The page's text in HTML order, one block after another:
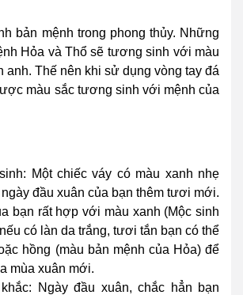
bản mệnh trong phong thủy. Những
Hỏa và Thổ sẽ tương sinh với màu
anh. Thế nên khi sử dụng vòng tay đá
màu sắc tương sinh với mệnh của
Một chiếc váy có màu xanh nhẹ
đầu xuân của bạn thêm tươi mới.
bạn rất hợp với màu xanh (Mộc sinh
có làn da trắng, tươi tắn bạn có thể
hồng (màu bản mệnh của Hỏa) để
mùa xuân mới.
Ngày đầu xuân, chắc hẳn bạn